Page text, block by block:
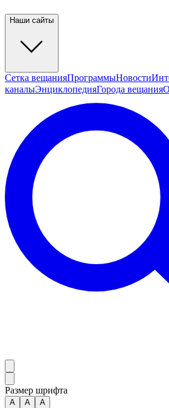
Наши сайты
Сетка вещанияПрограммыНовости
каналыЭнциклопедияГорода вещания
Размер шрифта
А A A